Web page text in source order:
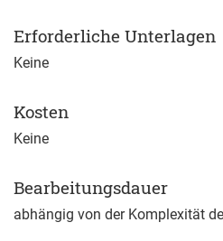
Erforderliche Unterlagen
Keine
Kosten
Keine
Bearbeitungsdauer
abhängig von der Komplexität